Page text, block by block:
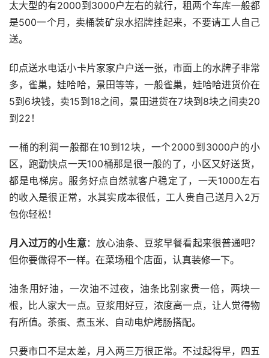
太大型的有2000到3000户左右的就行，租两个车库一般都
是500一个月，卖桶装矿泉水招牌挂起来，不要请工人自己
送。
印点送水电话小卡片家家户户送一张，市面上的水牌子非常
多，雀巢，娃哈哈，景田等等，一般雀巢，娃哈哈进货价在
5到6块钱，卖15到18之间，景田进货在7块到8块之间卖20
到22！
一桶的利润一般都在10到12块，一个2000到3000户的小
区，跑勤快点一天100桶那是很一般的了，小区又好送货，
都是电梯房。服务好点自然就客户稳定了，一天1000左右
的收入是很正常，水其实成本很低，工人贵自己送月入2万
包你轻松！
月入过万的小生意：放心油条、豆浆早餐看起来很普通吧？
但你要做得不一样。在菜场租个店面，认真装修一下。
油条用好油，一次油不过夜，油条比别家贵一倍，两块一
根，比人家大一点。豆浆用好豆，浓度高一点，让人觉得物
有所值。茶蛋、煮玉米、自动电炉烤肠搭配。
只要市口不是太差，月入两三万很正常。不过起得早，四五